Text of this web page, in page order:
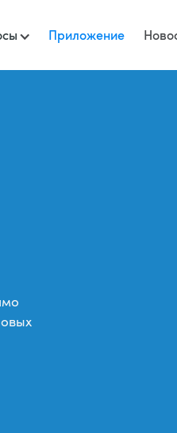
Приложение